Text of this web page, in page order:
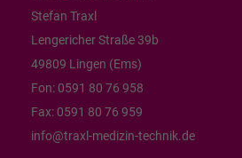
Stefan Traxl
Lengericher Straße 39b
49809 Lingen (Ems)
Fon: 0591 80 76 958
Fax: 0591 80 76 959
info@traxl-medizin-technik.de